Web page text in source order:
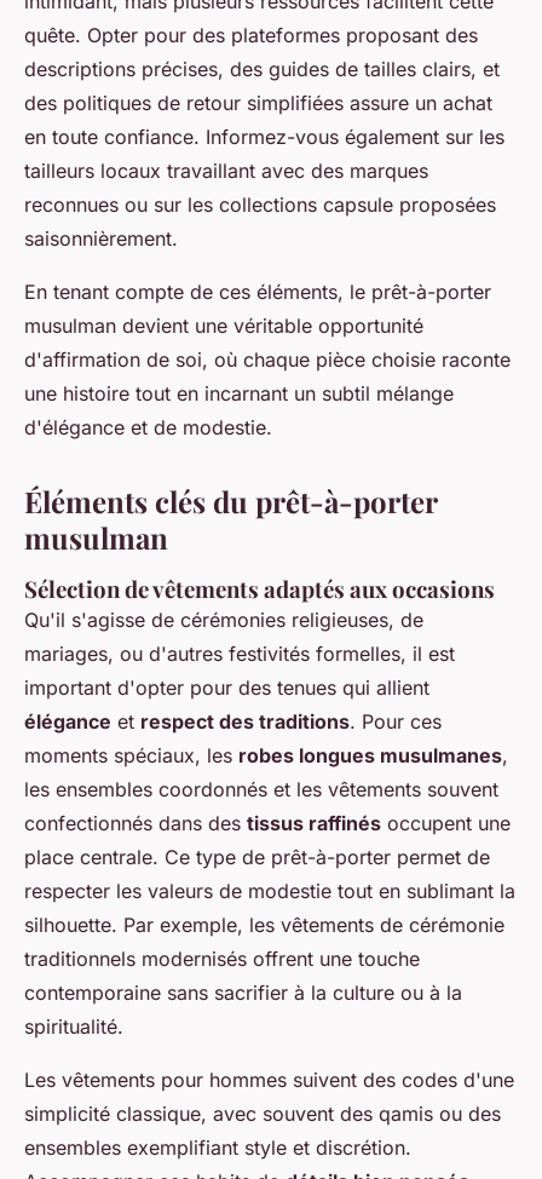
quête. Opter pour des plateformes proposant des
descriptions précises, des guides de tailles clairs, et
des politiques de retour simplifiées assure un achat
en toute confiance. Informez-vous également sur les
tailleurs locaux travaillant avec des marques
reconnues ou sur les collections capsule proposées
saisonnièrement.
En tenant compte de ces éléments, le prêt-à-porter
musulman devient une véritable opportunité
d'affirmation de soi, où chaque pièce choisie raconte
une histoire tout en incarnant un subtil mélange
d'élégance et de modestie.
Éléments clés du prêt-à-porter
musulman
Sélection de vêtements adaptés aux occasions
Qu'il s'agisse de cérémonies religieuses, de
mariages, ou d'autres festivités formelles, il est
important d'opter pour des tenues qui allient
élégance et respect des traditions. Pour ces
moments spéciaux, les robes longues musulmanes,
les ensembles coordonnés et les vêtements souvent
confectionnés dans des tissus raffinés occupent une
place centrale. Ce type de prêt-à-porter permet de
respecter les valeurs de modestie tout en sublimant la
silhouette. Par exemple, les vêtements de cérémonie
traditionnels modernisés offrent une touche
contemporaine sans sacrifier à la culture ou à la
spiritualité.
Les vêtements pour hommes suivent des codes d'une
simplicité classique, avec souvent des qamis ou des
ensembles exemplifiant style et discrétion.